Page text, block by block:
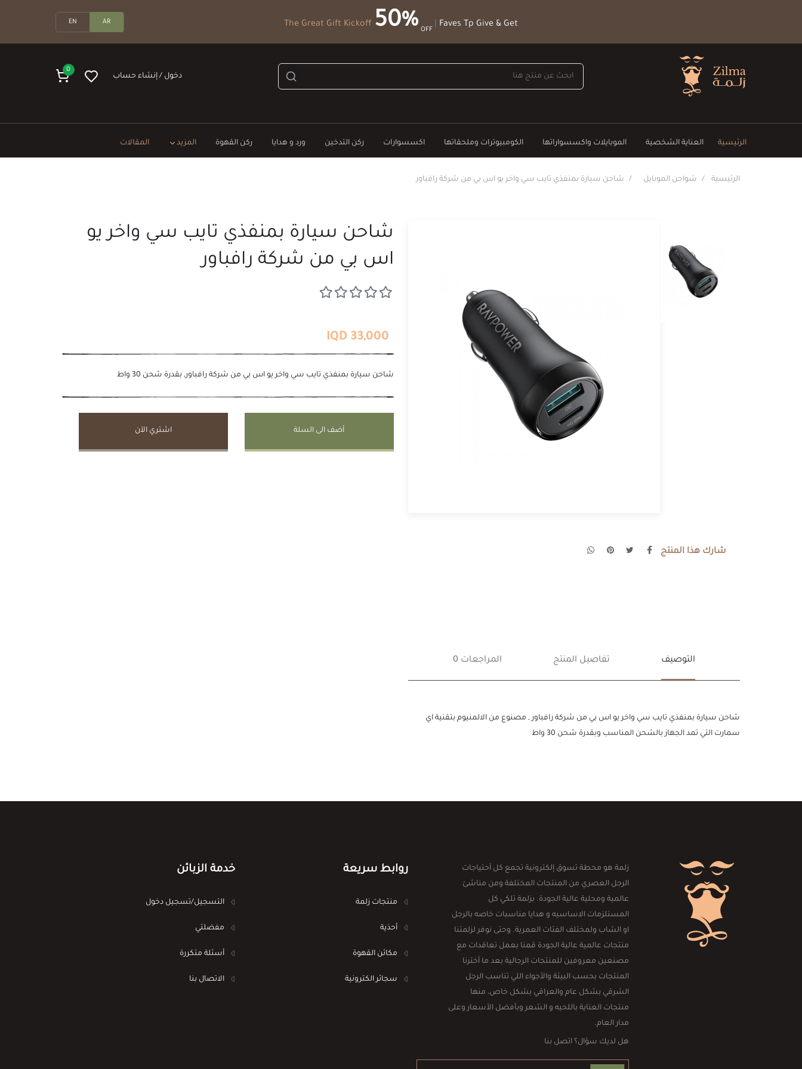
The Great Gift Kickoff 50% OFF
Faves Tp Give & Get
AR
EN
دخول / إنشاء حساب
0
الرئيسية العناية الشخصية الموبايلات واكسسواراتها الكومبيوترات وملحقاتها اكسسوارات ركن التدخين ورد و هدايا ركن القهوة المزيد المقالات
الرئيسية شواحن الموبايل شاحن سيارة بمنفذي تايب سي واخر يو اس بي من شركة رافباور
شارك هذا المنتج
شاحن سيارة بمنفذي تايب سي واخر يو
اس بي من شركة رافباور
33,000 IQD
شاحن سيارة بمنفذي تايب سي واخر يو اس بي من شركة رافباور, بقدرة شحن 30 واط
أضف الى السلة اشتري الآن
التوصيف تفاصيل المنتج المراجعات 0
شاحن سيارة بمنفذي تايب سي واخر يو اس بي من شركة رافباور , مصنوع من الالمنيوم بتقنية اي
سمارت التي تمد الجهاز بالشحن المناسب وبقدرة شحن 30 واط
زلمة هو محطة تسوق إلكترونية تجمع كل أحتياجات
الرجل العصري من المنتجات المختلفة ومن مناشئ
عالمية ومحلية عالية الجودة. بزلمة تلكي كل
المستلزمات الاساسيه و هدايا مناسبات خاصه بالرجل
او الشاب ولمختلف الفئات العمرية. وحتى نوفر لزلمتنا
منتجات عالمية عالية الجودة قمنا بعمل تعاقدات مع
مصنعين معروفين للمنتجات الرجالية بعد ما أخترنا
المنتجات بحسب البيئة والأجواء اللي تناسب الرجل
الشرقي بشكل عام والعراقي بشكل خاص، منها
منتجات العناية باللحيه و الشعر وبأفضل الأسعار وعلى
مدار العام.
هل لديك سؤال؟ اتصل بنا
روابط سريعة
منتجات زلمة
أحذية
مكائن القهوة
سجائر الكترونية
خدمة الزبائن
التسجيل/تسجيل دخول
مفضلتي
أسئلة متكررة
الاتصال بنا